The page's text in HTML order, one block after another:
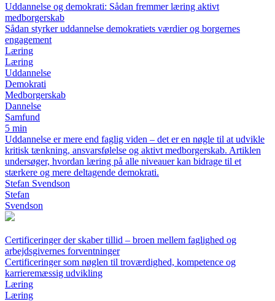
Uddannelse og demokrati: Sådan fremmer læring aktivt
medborgerskab
Sådan styrker uddannelse demokratiets værdier og borgernes
engagement
Læring
Læring
Uddannelse
Demokrati
Medborgerskab
Dannelse
Samfund
5 min
Uddannelse er mere end faglig viden – det er en nøgle til at udvikle
kritisk tænkning, ansvarsfølelse og aktivt medborgerskab. Artiklen
undersøger, hvordan læring på alle niveauer kan bidrage til et
stærkere og mere deltagende demokrati.
Stefan Svendson
Stefan
Svendson
Certificeringer der skaber tillid – broen mellem faglighed og
arbejdsgivernes forventninger
Certificeringer som nøglen til troværdighed, kompetence og
karrieremæssig udvikling
Læring
Læring